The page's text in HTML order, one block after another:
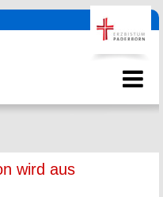
wird aus